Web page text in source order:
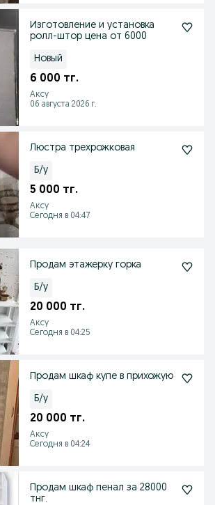
Изготовление и установка
ролл-штор цена от 6000
Новый
6 000 тг.
Аксу
06 августа 2026 г.
Люстра трехрожковая
Б/у
5 000 тг.
Аксу
Сегодня в 04:47
Продам этажерку горка
Б/у
20 000 тг.
Аксу
Сегодня в 04:25
Продам шкаф купе в прихожую
Б/у
20 000 тг.
Аксу
Сегодня в 04:24
Продам шкаф пенал за 28000
тнг.